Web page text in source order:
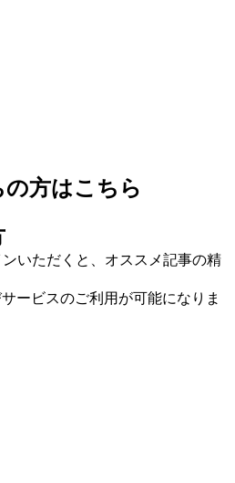
方はこちら
いただくと、オススメ記事の精
ービスのご利用が可能になりま